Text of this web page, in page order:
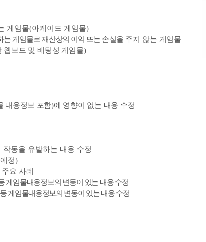
게임물(아케이드 게임물)
는 게임물로 재산상의 이익 또는 손실을 주지 않는 게임물
웹보드 및 베팅성 게임물)
내용정보 포함)에 영향이 없는 내용 수정
동을 유발하는 내용 수정
정)
요 사례
게임물내용정보의 변동이 있는 내용 수정
게임물내용정보의 변동이 있는 내용 수정